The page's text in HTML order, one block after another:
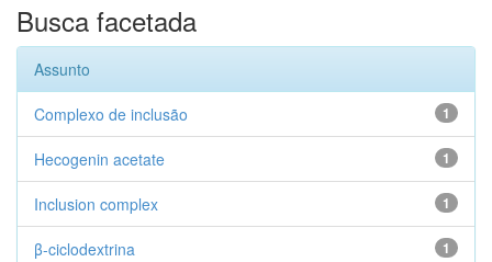
Busca facetada
Assunto
1
Complexo de inclusão
1
Hecogenin acetate
1
Inclusion complex
1
β-ciclodextrina